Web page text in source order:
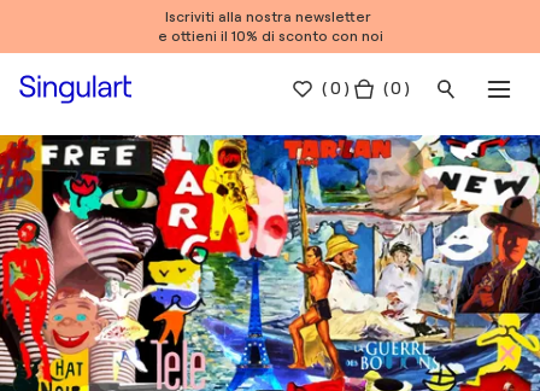
Iscriviti alla nostra newsletter
e ottieni il 10% di sconto con noi
(0 ) ( 0 )